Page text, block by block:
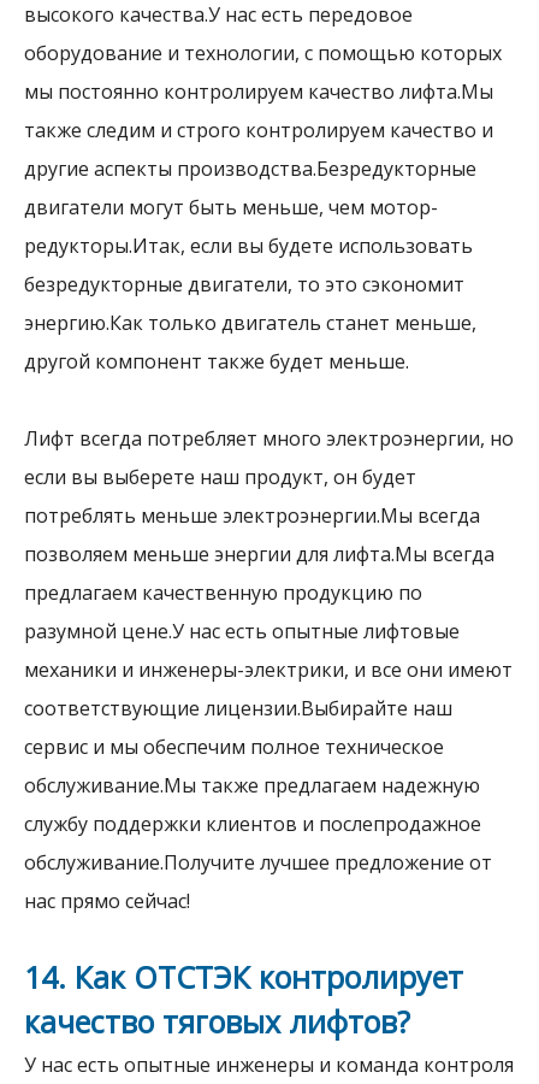
высокого качества.У нас есть передовое
оборудование и технологии, с помощью которых
мы постоянно контролируем качество лифта.Мы
также следим и строго контролируем качество и
другие аспекты производства.Безредукторные
двигатели могут быть меньше, чем мотор-
редукторы.Итак, если вы будете использовать
безредукторные двигатели, то это сэкономит
энергию.Как только двигатель станет меньше,
другой компонент также будет меньше.
Лифт всегда потребляет много электроэнергии, но
если вы выберете наш продукт, он будет
потреблять меньше электроэнергии.Мы всегда
позволяем меньше энергии для лифта.Мы всегда
предлагаем качественную продукцию по
разумной цене.У нас есть опытные лифтовые
механики и инженеры-электрики, и все они имеют
соответствующие лицензии.Выбирайте наш
сервис и мы обеспечим полное техническое
обслуживание.Мы также предлагаем надежную
службу поддержки клиентов и послепродажное
обслуживание.Получите лучшее предложение от
нас прямо сейчас!
14. Как ОТСТЭК контролирует
качество тяговых лифтов?
У нас есть опытные инженеры и команда контроля